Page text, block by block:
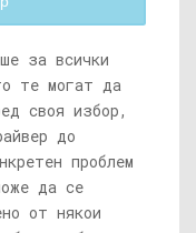
за всички
те могат да
своя избор,
до
проблем
да се
от някои